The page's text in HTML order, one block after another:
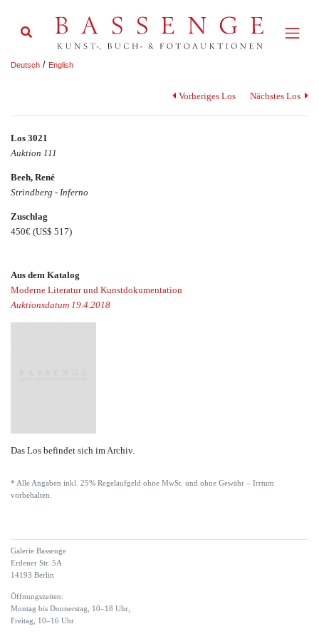
Deutsch / English
Vorheriges Los Nächstes Los
Los 3021
Auktion 111
Beeh, René
Strindberg - Inferno
Zuschlag
450€ (US$ 517)
Aus dem Katalog
Moderne Literatur und Kunstdokumentation
Auktionsdatum 19.4.2018
Das Los befindet sich im Archiv.
* Alle Angaben inkl. 25% Regelaufgeld ohne MwSt. und ohne Gewähr – Irrtum
vorbehalten.
Galerie Bassenge
Erdener Str. 5A
14193 Berlin
Öffnungszeiten:
Montag bis Donnerstag, 10–18 Uhr,
Freitag, 10–16 Uhr